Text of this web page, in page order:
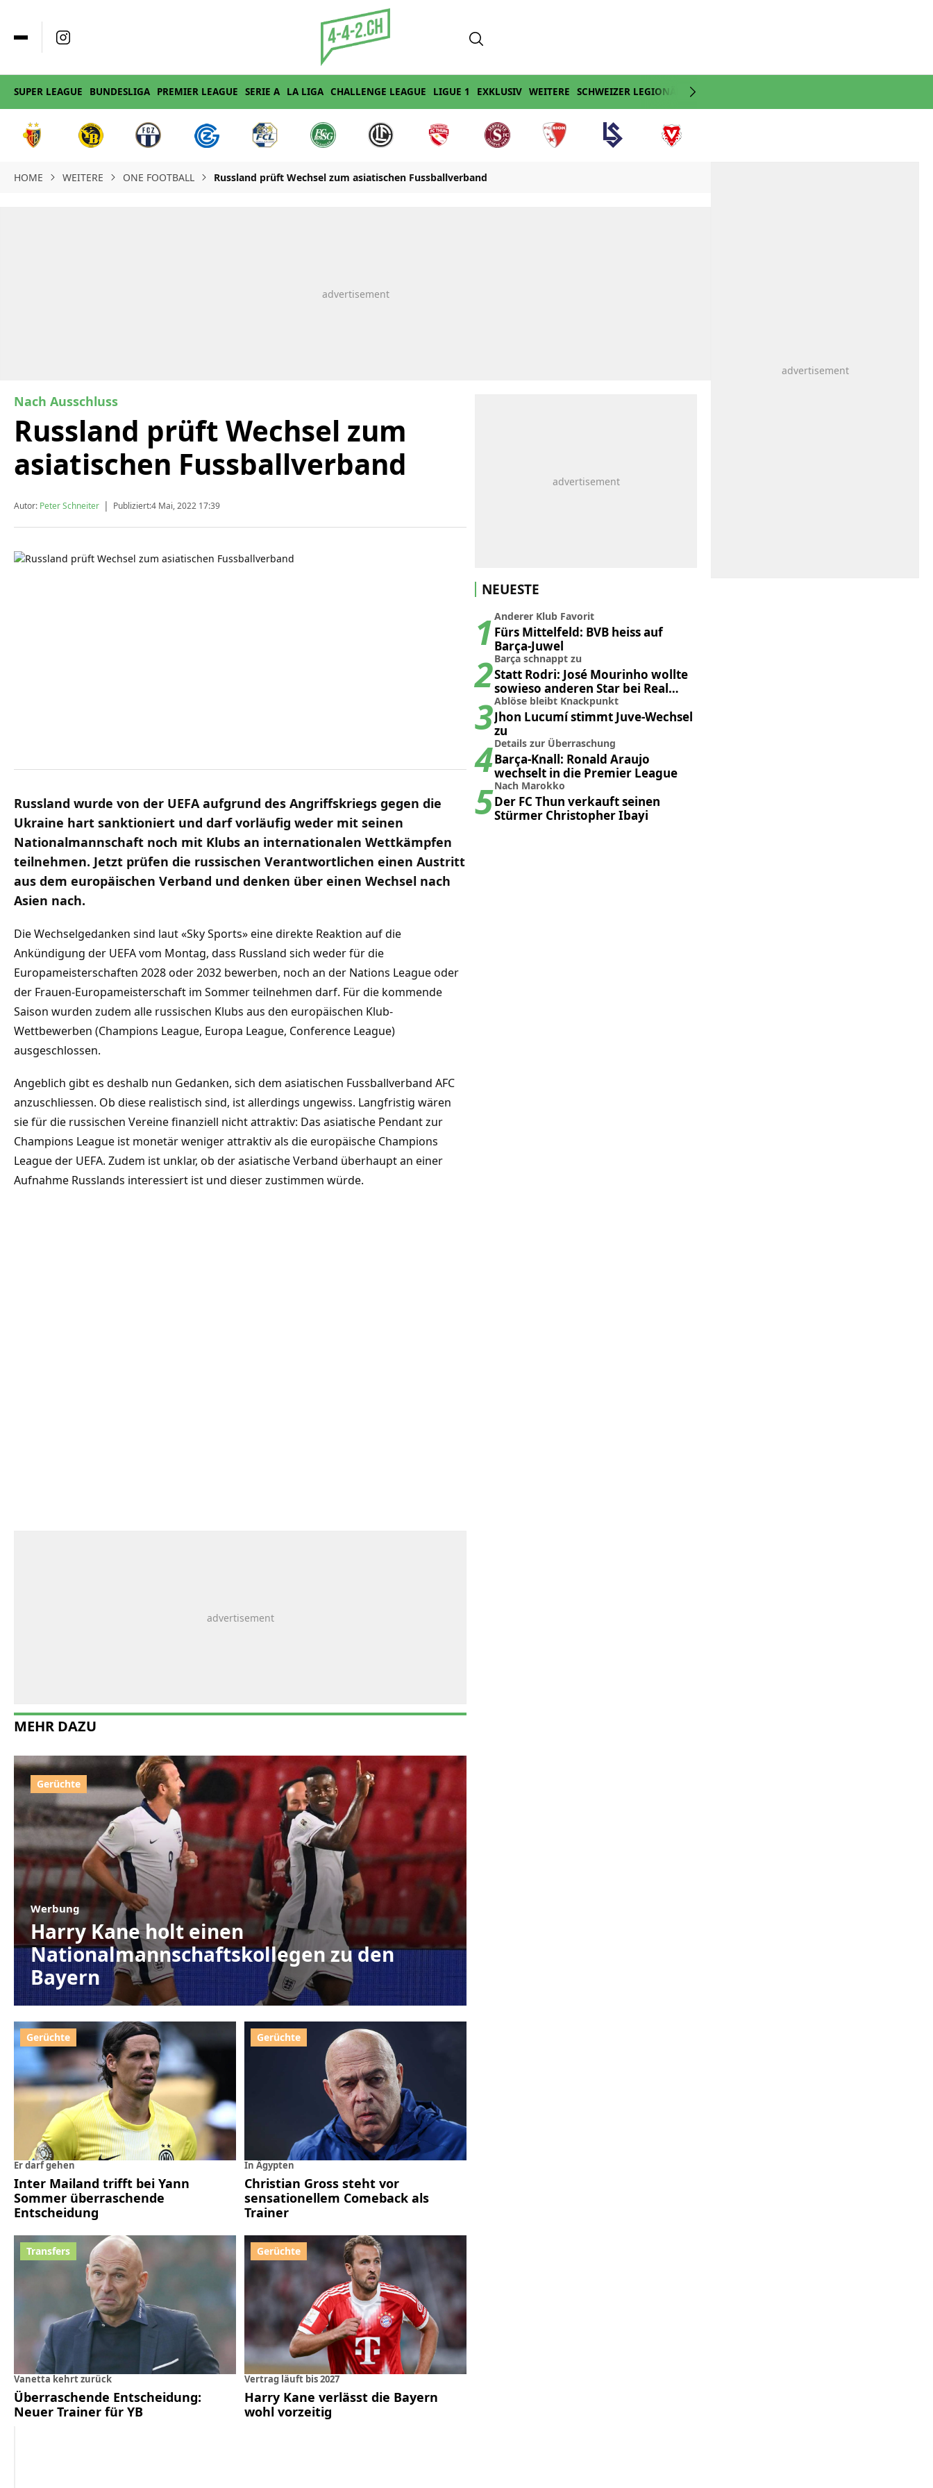
SUPER LEAGUE BUNDESLIGA PREMIER LEAGUE SERIE A LA LIGA CHALLENGE LEAGUE LIGUE 1 EXKLUSIV WEITERE SCHWEIZER LEGIONÄRE NATI
HOME WEITERE ONE FOOTBALL Russland prüft Wechsel zum asiatischen Fussballverband
Nach Ausschluss
Russland prüft Wechsel zum
asiatischen Fussballverband
Autor: Peter Schneiter | Publiziert:4 Mai, 2022 17:39
Russland wurde von der UEFA aufgrund des Angriffskriegs gegen die
Ukraine hart sanktioniert und darf vorläufig weder mit seinen
Nationalmannschaft noch mit Klubs an internationalen Wettkämpfen
teilnehmen. Jetzt prüfen die russischen Verantwortlichen einen Austritt
aus dem europäischen Verband und denken über einen Wechsel nach
Asien nach.
Die Wechselgedanken sind laut «Sky Sports» eine direkte Reaktion auf die
Ankündigung der UEFA vom Montag, dass Russland sich weder für die
Europameisterschaften 2028 oder 2032 bewerben, noch an der Nations League oder
der Frauen-Europameisterschaft im Sommer teilnehmen darf. Für die kommende
Saison wurden zudem alle russischen Klubs aus den europäischen Klub-
Wettbewerben (Champions League, Europa League, Conference League)
ausgeschlossen.
Angeblich gibt es deshalb nun Gedanken, sich dem asiatischen Fussballverband AFC
anzuschliessen. Ob diese realistisch sind, ist allerdings ungewiss. Langfristig wären
sie für die russischen Vereine finanziell nicht attraktiv: Das asiatische Pendant zur
Champions League ist monetär weniger attraktiv als die europäische Champions
League der UEFA. Zudem ist unklar, ob der asiatische Verband überhaupt an einer
Aufnahme Russlands interessiert ist und dieser zustimmen würde.
MEHR DAZU
Werbung
Harry Kane holt einen
Nationalmannschaftskollegen zu den
Bayern
Er darf gehen
Inter Mailand trifft bei Yann
Sommer überraschende
Entscheidung
In Ägypten
Christian Gross steht vor
sensationellem Comeback als
Trainer
Vanetta kehrt zurück
Überraschende Entscheidung:
Neuer Trainer für YB
Vertrag läuft bis 2027
Harry Kane verlässt die Bayern
wohl vorzeitig
NEUESTE
1 Anderer Klub Favorit
Fürs Mittelfeld: BVB heiss auf
Barça-Juwel
2Barça schnappt zu
Statt Rodri: José Mourinho wollte
sowieso anderen Star bei Real
Madrid
3Ablöse bleibt Knackpunkt
Jhon Lucumí stimmt Juve-Wechsel
zu
4Details zur Überraschung
Barça-Knall: Ronald Araujo
wechselt in die Premier League
5Nach Marokko
Der FC Thun verkauft seinen
Stürmer Christopher Ibayi